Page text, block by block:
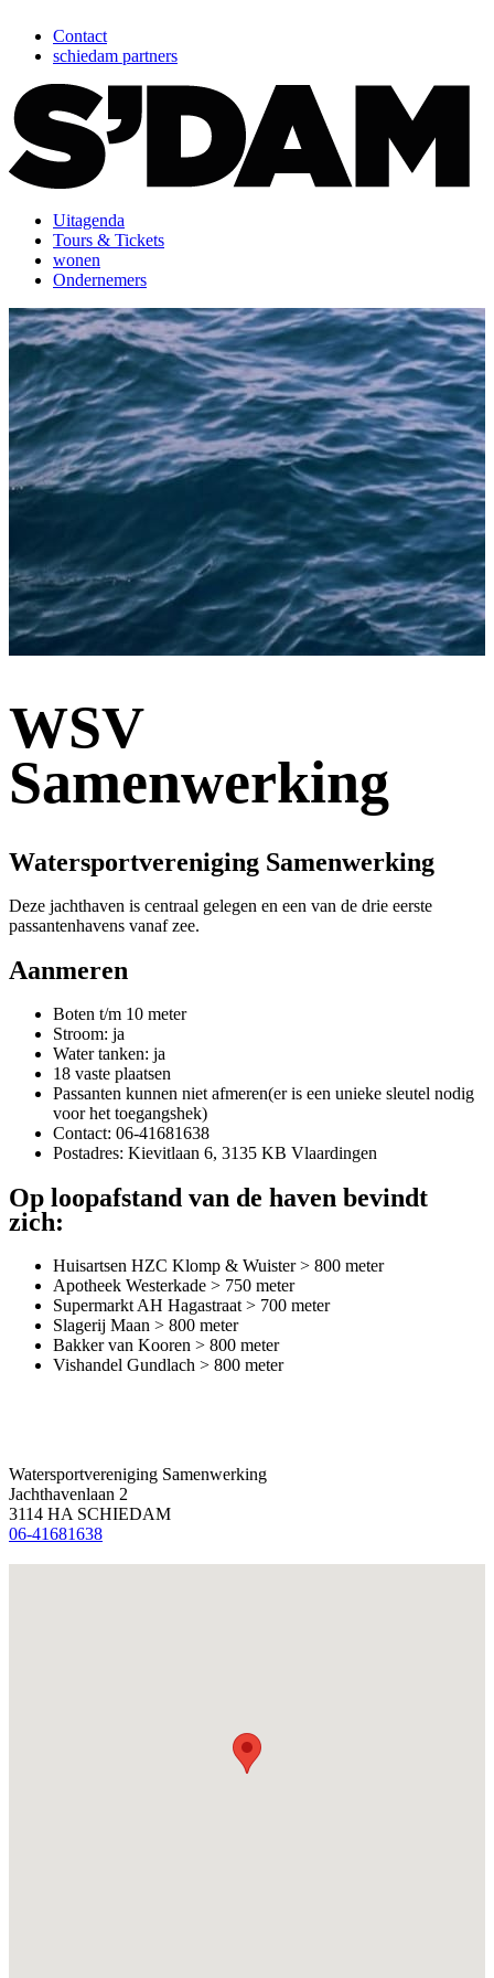
Contact
schiedam partners
Uitagenda
Tours & Tickets
wonen
Ondernemers
WSV
Samenwerking
Watersportvereniging Samenwerking
Deze jachthaven is centraal gelegen en een van de drie eerste
passantenhavens vanaf zee.
Aanmeren
Boten t/m 10 meter
Stroom: ja
Water tanken: ja
18 vaste plaatsen
Passanten kunnen niet afmeren(er is een unieke sleutel nodig
voor het toegangshek)
Contact: 06-41681638
Postadres: Kievitlaan 6, 3135 KB Vlaardingen
Op loopafstand van de haven bevindt
zich:
Huisartsen HZC Klomp & Wuister > 800 meter
Apotheek Westerkade > 750 meter
Supermarkt AH Hagastraat > 700 meter
Slagerij Maan > 800 meter
Bakker van Kooren > 800 meter
Vishandel Gundlach > 800 meter
Watersportvereniging Samenwerking
Jachthavenlaan 2
3114 HA SCHIEDAM
06-41681638